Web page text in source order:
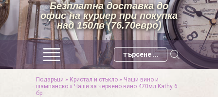
Безплатна доставка до
офис на куриер при покупка
над 150лв (76.70евро)
Подаръци » Кристал и стъкло » Чаши вино и
шампанско » Чаши за червено вино 470мл Kathy 6
бр.